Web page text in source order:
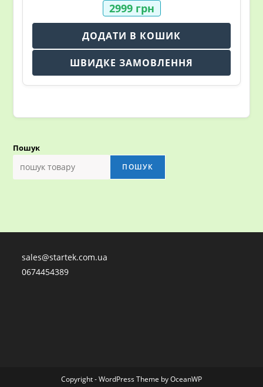
2999 грн
ДОДАТИ В КОШИК
ШВИДКЕ ЗАМОВЛЕННЯ
Пошук
ПОШУК
sales@startek.com.ua
0674454389
Copyright - WordPress Theme by OceanWP